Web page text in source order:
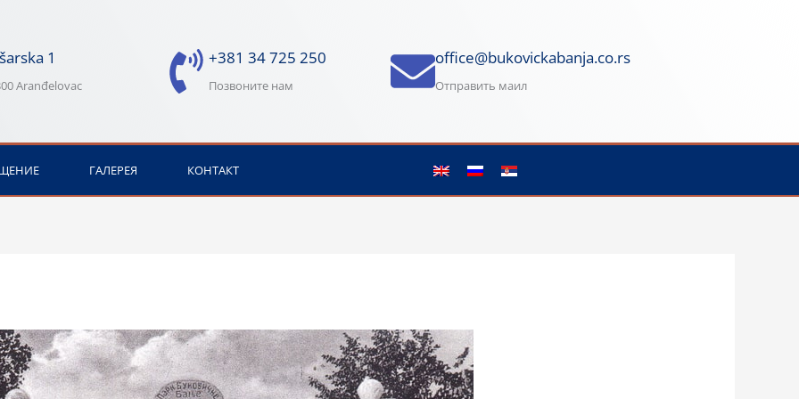
1
Aranđelovac
+381 34 725 250
Позвоните нам
office@bukovickabanja.co.rs
Отправить маил
ГАЛЕРЕЯ КОНТАКТ